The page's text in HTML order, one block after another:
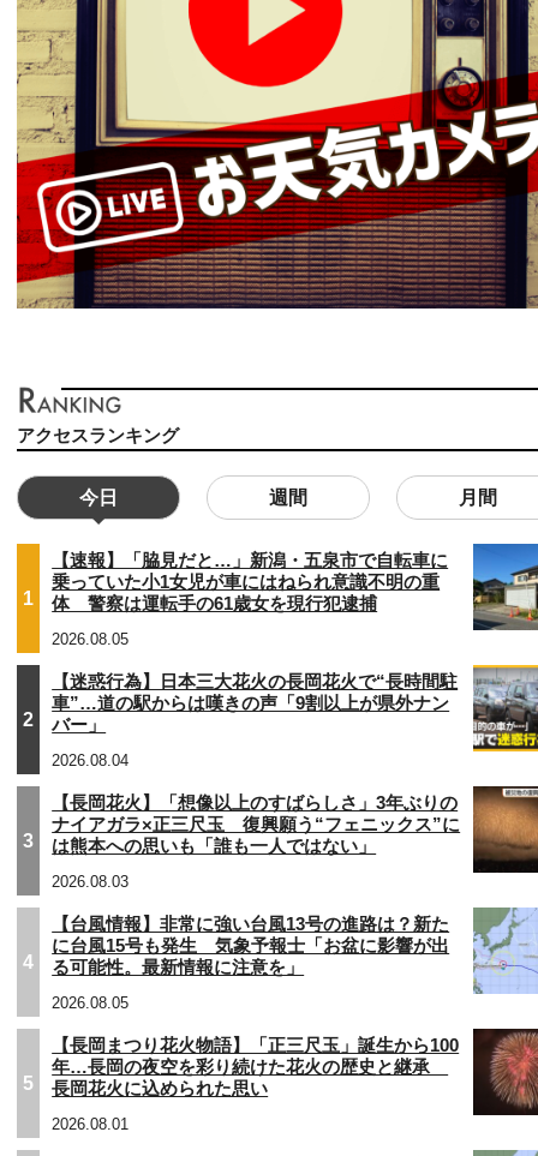
アクセスランキング
今日 週間 月間
1
【速報】「脇見だと…」新潟・五泉市で自転車に
乗っていた小1女児が車にはねられ意識不明の重
体 警察は運転手の61歳女を現行犯逮捕
2026.08.05
2
【迷惑行為】日本三大花火の長岡花火で“長時間駐
車”…道の駅からは嘆きの声「9割以上が県外ナン
バー」
2026.08.04
3
【長岡花火】「想像以上のすばらしさ」3年ぶりの
ナイアガラ×正三尺玉 復興願う“フェニックス”に
は熊本への思いも「誰も一人ではない」
2026.08.03
4
【台風情報】非常に強い台風13号の進路は？新た
に台風15号も発生 気象予報士「お盆に影響が出
る可能性。最新情報に注意を」
2026.08.05
5
【長岡まつり花火物語】「正三尺玉」誕生から100
年…長岡の夜空を彩り続けた花火の歴史と継承
長岡花火に込められた思い
2026.08.01